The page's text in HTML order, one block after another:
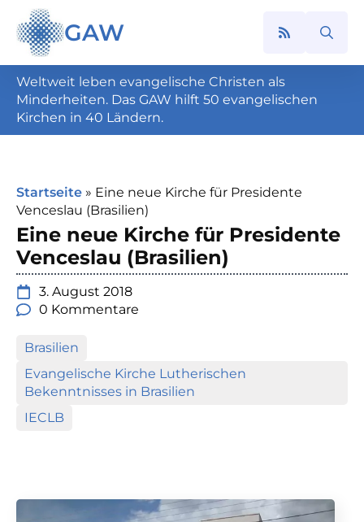
GAW
Search
Weltweit leben evangelische Christen als
Minderheiten. Das GAW hilft 50 evangelischen
Kirchen in 40 Ländern.
Startseite » Eine neue Kirche für Presidente
Venceslau (Brasilien)
Eine neue Kirche für Presidente
Venceslau (Brasilien)
3. August 2018
0 Kommentare
Brasilien
Evangelische Kirche Lutherischen
Bekenntnisses in Brasilien
IECLB